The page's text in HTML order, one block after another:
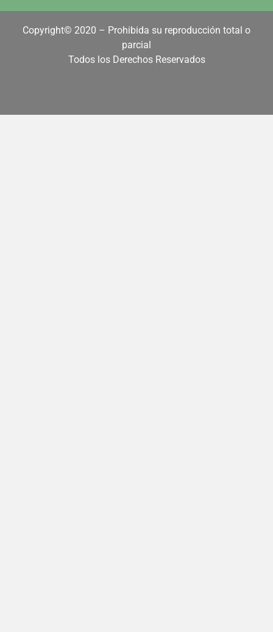
Copyright© 2020 – Prohibida su reproducción total o
parcial
Todos los Derechos Reservados